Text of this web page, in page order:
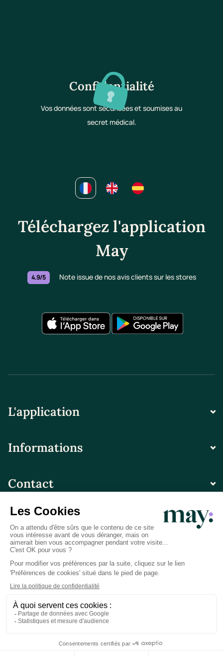
Confidentialité
Vos données sont sécurisées et soumises au
secret médical.
Téléchargez l'application
May
4.9/5 Note issue de nos avis clients sur les stores
L'application
Informations
Contact
© LN CARE 2026